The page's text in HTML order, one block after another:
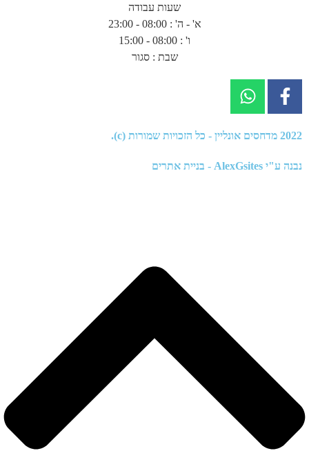
שעות עבודה
א' - ה' : 08:00 - 23:00
ו' : 08:00 - 15:00
שבת : סגור
נבנה ע"י AlexGsites - בניית אתרים
2022 מדחסים אונליין - כל הזכויות שמורות (c).